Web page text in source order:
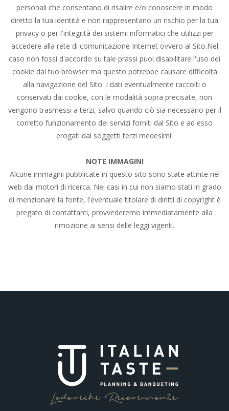
personali che consentano di risalire e/o conoscere in modo
diretto la tua identità e non rappresentano un rischio per la tua
privacy o per l'integrità dei sistemi informatici che utilizzi per
accedere alla rete di comunicazione Internet ovvero al Sito.Nel
caso non fossi d'accordo su tale prassi puoi disabilitare l'uso dei
cookie dal tuo browser ma questo potrebbe causare difficoltà
alla navigazione del Sito. I dati eventualmente raccolti o
conservati dai cookie, con le modalità sopra precisate, non
vengono trasmessi a terzi, salvo quando ciò sia necessario per il
corretto funzionamento dei servizi forniti dal Sito e ad esso
erogati dai soggetti terzi medesimi.
NOTE IMMAGINI
Alcune immagini pubblicate in questo sito sono state attinte nel
web dai motori di ricerca. Nei casi in cui non siamo stati in grado
di menzionare la fonte, l'eventuale titolare di diritti di copyright è
pregato di contattarci, provvederemo immediatamente alla
rimozione ai sensi delle leggi vigenti.